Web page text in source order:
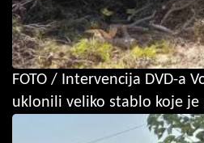
FOTO / Intervencija DVD-a
uklonili veliko stablo koje